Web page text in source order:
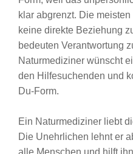
klar abgrenzt. Die
keine direkte Beziehung
bedeuten Verantwortung
Naturmediziner wünscht
den Hilfesuchenden und
Du-Form.
Ein Naturmediziner liebt
Die Unehrlichen lehnt er
alle Menschen und hilft